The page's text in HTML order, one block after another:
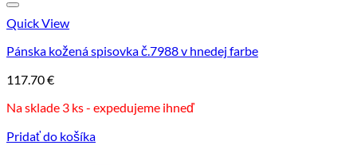
Quick View
Pánska kožená spisovka č.7988 v hnedej farbe
117.70€
Na sklade 3 ks - expedujeme ihneď
Pridať do košíka